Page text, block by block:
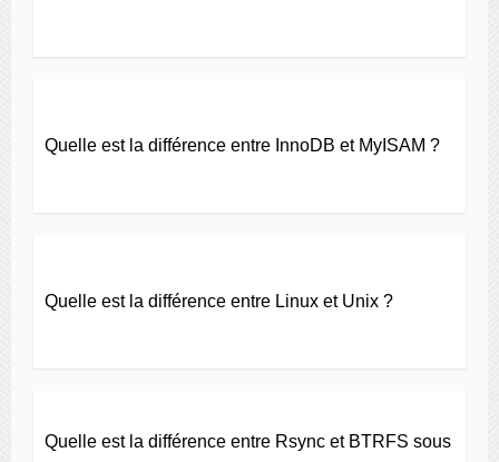
Quelle est la différence entre InnoDB et MyISAM ?
Quelle est la différence entre Linux et Unix ?
Quelle est la différence entre Rsync et BTRFS sous